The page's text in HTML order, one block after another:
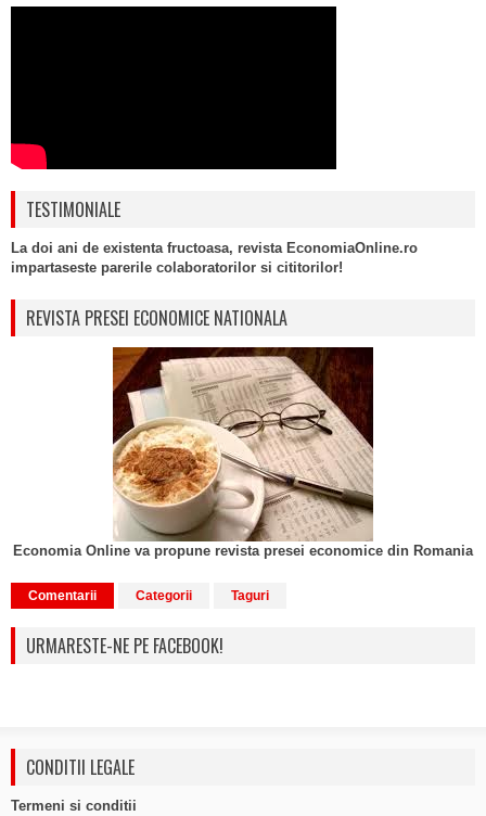
TESTIMONIALE
La doi ani de existenta fructoasa, revista EconomiaOnline.ro
impartaseste parerile colaboratorilor si cititorilor!
REVISTA PRESEI ECONOMICE NATIONALA
Economia Online va propune revista presei economice din Romania
Comentarii Categorii Taguri
URMARESTE-NE PE FACEBOOK!
CONDITII LEGALE
Termeni si conditii